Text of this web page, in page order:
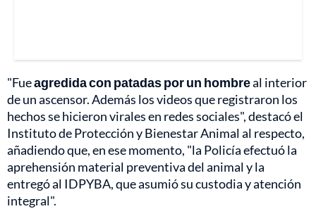
"Fueagredida con patadas por un hombreal interior
de un ascensor. Además los videos que registraron los
hechos se hicieron virales en redes sociales", destacó el
Instituto de Protección y Bienestar Animal al respecto,
añadiendo que, en ese momento, "la Policía efectuó la
aprehensión material preventiva del animal y la
entregó al IDPYBA, que asumió su custodia y atención
integral".